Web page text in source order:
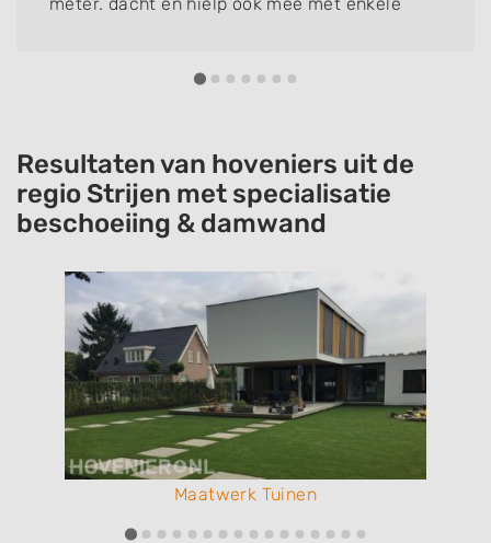
Resultaten van hoveniers uit de
regio Strijen met specialisatie
beschoeiing & damwand
Maatwerk Tuinen